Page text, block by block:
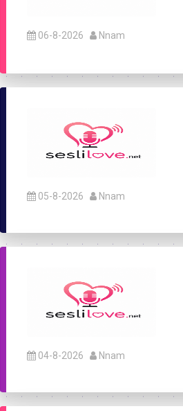
06-8-2026 Nnam
05-8-2026 Nnam
04-8-2026 Nnam